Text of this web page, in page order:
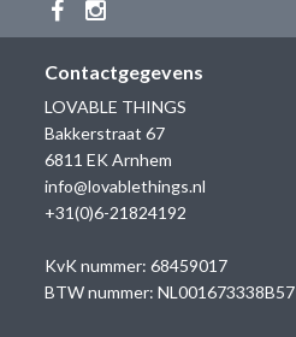
Contactgegevens
LOVABLE THINGS
Bakkerstraat 67
6811 EK Arnhem
info@lovablethings.nl
+31(0)6-21824192
KvK nummer: 68459017
BTW nummer: NL001673338B57